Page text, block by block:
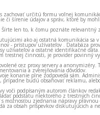
zachovať určitú formu voľnej
či šírenie údajov a správ, ktoré by
Šírte len to, k čomu poznáte relevantný
ako aj ostatná komunikácia sa v
- prístupov užívateľov . Databáza
užívateľov a ostatné identifikačné
trestnej činnosti, je provider povinný
cez proxy servery a anonymizéry.
a zverejňovania dôvodov.
konanie plne zodpovedá sám.
budú obsahovať reklamu,
voči podpísaným autorom článkov
podstatu niektorého z trestných
možnosťou zjednania nápravy právnou
za obsah príspevkov diskutujúcich a